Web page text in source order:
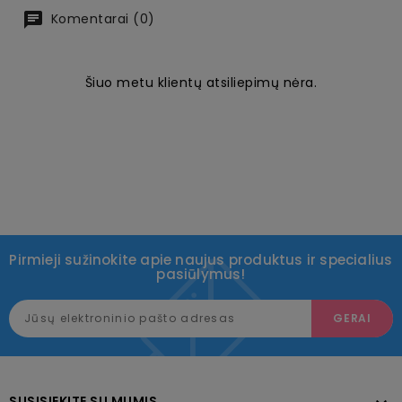
Komentarai (0)
Šiuo metu klientų atsiliepimų nėra.
Pirmieji sužinokite apie naujus produktus ir specialius
pasiūlymus!